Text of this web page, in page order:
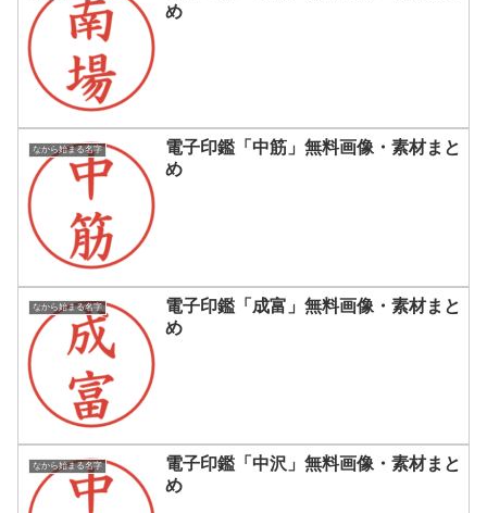
め
なから始まる名字
電子印鑑「中筋」無料画像・素材まと
め
なから始まる名字
電子印鑑「成富」無料画像・素材まと
め
なから始まる名字
電子印鑑「中沢」無料画像・素材まと
め